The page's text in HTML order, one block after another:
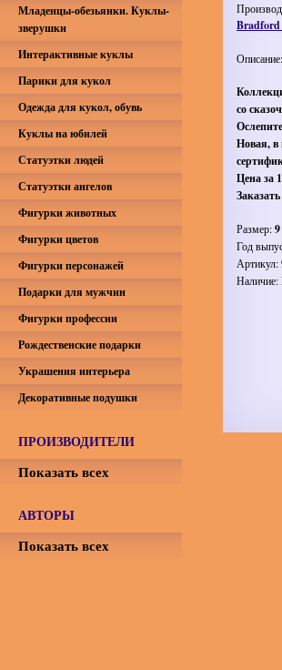
Bradford
Описание:
со
Новая, в
Цена за
Размер:
Год
Артикул:
Наличие:
Младенцы-обезьянки. Куклы-
зверушки
Интерактивные куклы
Парики для кукол
Одежда для кукол, обувь
Куклы на юбилей
Статуэтки людей
Статуэтки ангелов
Фигурки животных
Фигурки цветов
Фигурки персонажей
Подарки для мужчин
Фигурки профессии
Рождественские подарки
Украшения интерьера
Декоративные подушки
ПРОИЗВОДИТЕЛИ
Показать всех
АВТОРЫ
Показать всех